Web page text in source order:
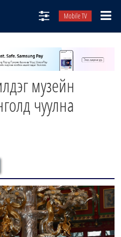
Mobile TV
музейн
чуулна